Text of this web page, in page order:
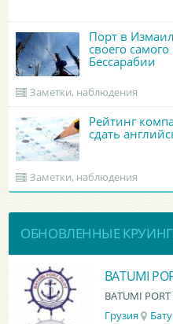
Порт в
своего
Бессарабии
Заметки, наблюдения
Рейтинг
сдать
Заметки, наблюдения
ОБНОВЛЕННЫЕ
BATUMI
BATUMI
Грузия